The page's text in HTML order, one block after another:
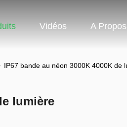
Vidéos A
IP67 bande au néon 3000K 4000K de
lumière